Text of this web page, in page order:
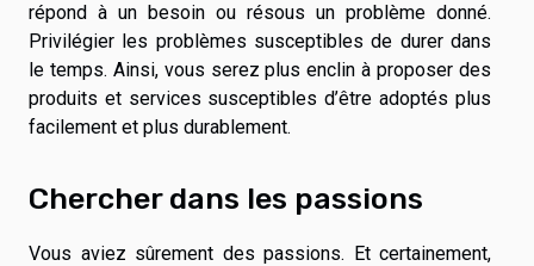
répond à un besoin ou résous un problème donné.
Privilégier les problèmes susceptibles de durer dans
le temps. Ainsi, vous serez plus enclin à proposer des
produits et services susceptibles d’être adoptés plus
facilement et plus durablement.
Chercher dans les passions
Vous aviez sûrement des passions. Et certainement,